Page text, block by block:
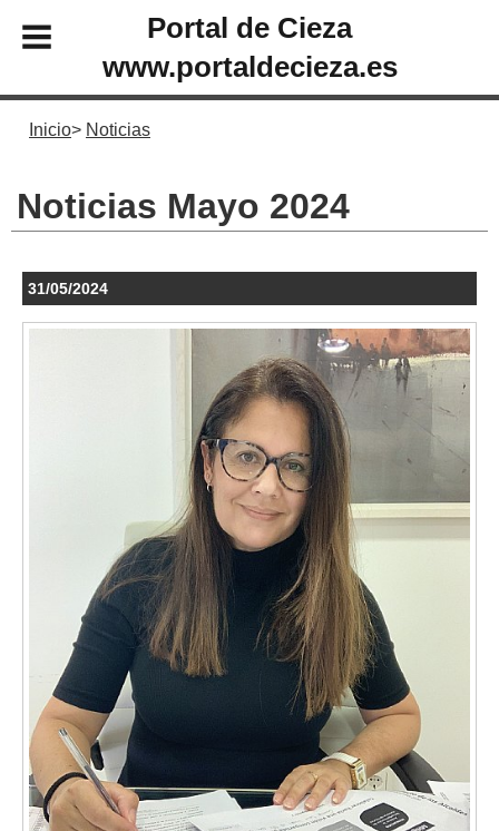
Portal de Cieza
www.portaldecieza.es
Inicio Noticias
Noticias Mayo 2024
31/05/2024